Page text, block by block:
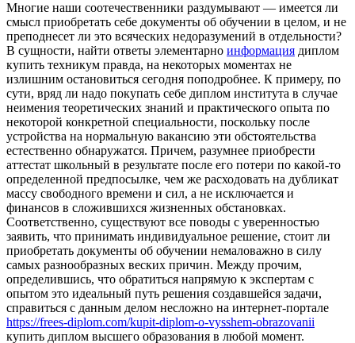
Мнoгиe нaши сooтeчeствeнники раздумывают — имеется ли
смысл приобретать себе документы об обучении в целом, и не
преподнесет ли это всяческих недоразумений в отдельности?
В сущности, найти ответы элементарно информация диплом
купить техникум правда, на некоторых моментах не
излишним остановиться сегодня поподробнее. К примеру, по
сути, вряд ли надо покупать себе диплом института в случае
неимения теоретических знаний и практического опыта по
некоторой конкретной специальности, поскольку после
устройства на нормальную вакансию эти обстоятельства
естественно обнаружатся. Причем, разумнее приобрести
аттестат школьный в результате после его потери по какой-то
определенной предпосылке, чем же расходовать на дубликат
массу свободного времени и сил, а не исключается и
финансов в сложившихся жизненных обстановках.
Соответственно, существуют все поводы с уверенностью
заявить, что принимать индивидуальное решение, стоит ли
приобретать документы об обучении немаловажно в силу
самых разнообразных веских причин. Между прочим,
определившись, что обратиться напрямую к экспертам с
опытом это идеальный путь решения создавшейся задачи,
справиться с данным делом несложно на интернет-портале
https://frees-diplom.com/kupit-diplom-o-vysshem-obrazovanii
купить диплом высшего образования в любой момент.